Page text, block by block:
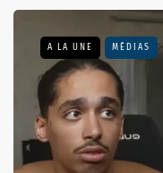
A LA UNE MÉDIAS